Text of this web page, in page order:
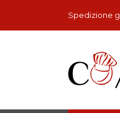
Spedizione